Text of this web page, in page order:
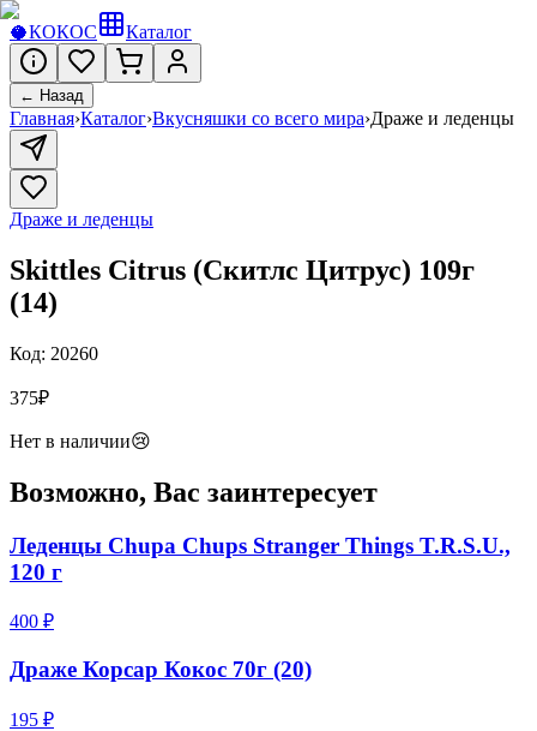
🥥КОКОС Каталог
← Назад
Главная›Каталог›Вкусняшки со всего мира›Драже и леденцы
Драже и леденцы
Skittles Citrus (Скитлс Цитрус) 109г
(14)
Код: 20260
375₽
Нет в наличии😢
Возможно, Вас заинтересует
Леденцы Chupa Chups Stranger Things T.R.S.U.,
120 г
400 ₽
Драже Корсар Кокос 70г (20)
195 ₽